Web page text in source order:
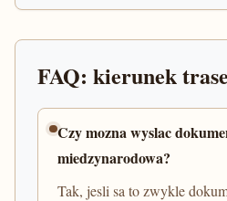
FAQ: kierunek
Czy mozna wyslac
miedzynarodowa?
Tak, jesli sa to zwykle